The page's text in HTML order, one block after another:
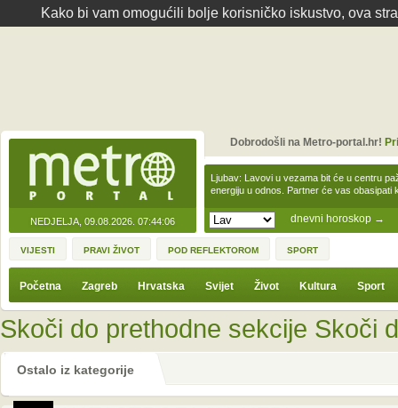
Kako bi vam omogućili bolje korisničko iskustvo, ova
NEDJELJA, 09.08.2026. 07:44:06 dnevni horoskop →
Ljubav: Lavovi u vezama bit će u centru
energiju u odnos. Partner će vas obasipati
Dobrodošli na Metro-portal.hr!
VIJESTI PRAVI ŽIVOT POD REFLEKTOROM SPORT
Početna Zagreb Hrvatska Svijet Život Kultura Sport
Skoči do prethodne sekcije Skoči
Ostalo iz kategorije